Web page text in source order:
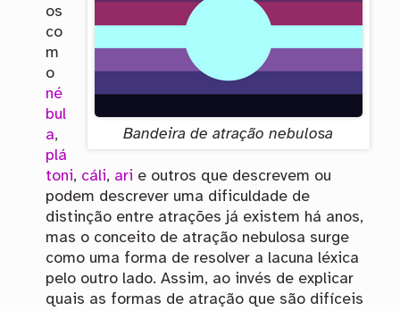
Bandeira de atração nebulosa
os
co
m
o
né
bul
a,
plá
toni, cáli, ari e outros que descrevem ou
podem descrever uma dificuldade de
distinção entre atrações já existem há anos,
mas o conceito de atração nebulosa surge
como uma forma de resolver a lacuna léxica
pelo outro lado. Assim, ao invés de explicar
quais as formas de atração que são difíceis